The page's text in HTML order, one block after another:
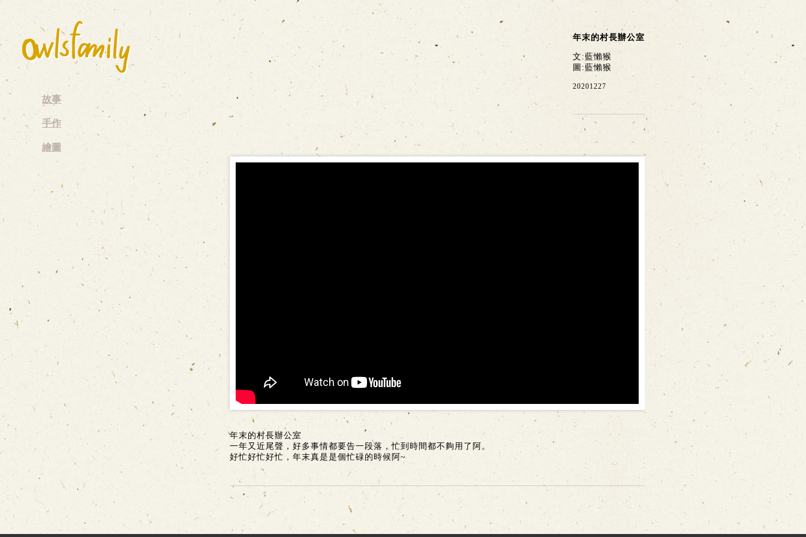
故事
手作
繪圖
年末的村長辦公室
文:藍懶猴
圖:藍懶猴
20201227
年末的村長辦公室
一年又近尾聲，好多事情都要告一段落，忙到時間都不夠用了阿。
好忙好忙好忙，年末真是是個忙碌的時候阿~